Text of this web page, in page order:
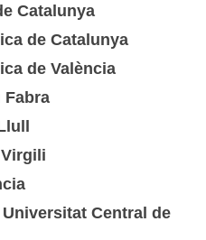
Catalunya
de Catalunya
de València
Fabra
Central de